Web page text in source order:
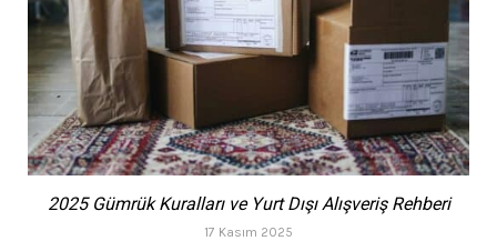
2025 Gümrük Kuralları ve Yurt Dışı Alışveriş Rehberi
17 Kasım 2025